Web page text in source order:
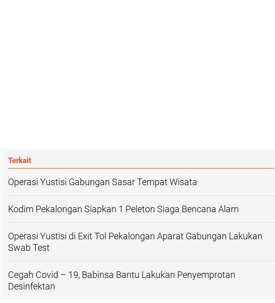
Terkait
Operasi Yustisi Gabungan Sasar Tempat Wisata
Kodim Pekalongan Siapkan 1 Peleton Siaga Bencana Alam
Operasi Yustisi di Exit Tol Pekalongan Aparat Gabungan Lakukan
Swab Test
Cegah Covid – 19, Babinsa Bantu Lakukan Penyemprotan
Desinfektan